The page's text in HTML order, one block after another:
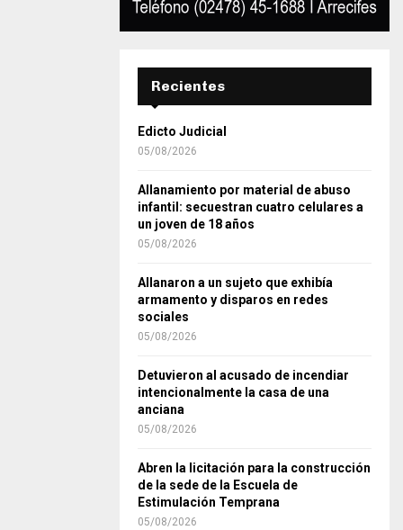
Recientes
Edicto Judicial
05/08/2026
Allanamiento por material de abuso
infantil: secuestran cuatro celulares a
un joven de 18 años
05/08/2026
Allanaron a un sujeto que exhibía
armamento y disparos en redes
sociales
05/08/2026
Detuvieron al acusado de incendiar
intencionalmente la casa de una
anciana
05/08/2026
Abren la licitación para la construcción
de la sede de la Escuela de
Estimulación Temprana
05/08/2026